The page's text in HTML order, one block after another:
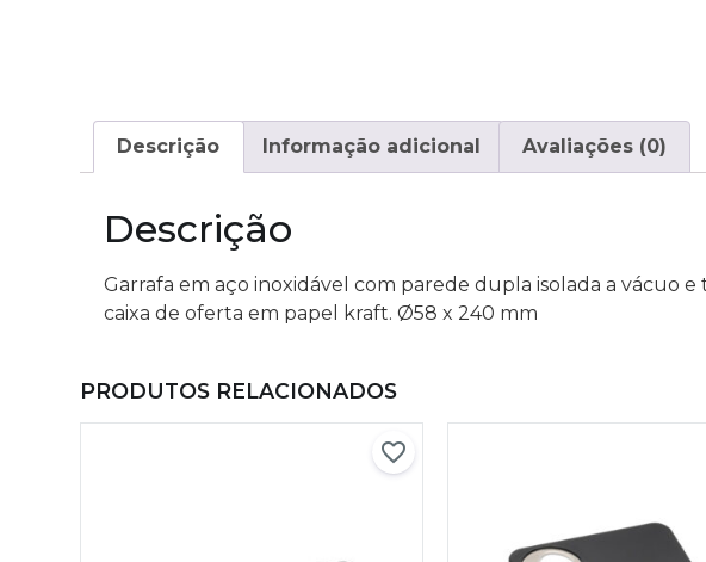
Descrição Informação adicional Avaliações (0)
Descrição
Garrafa em aço inoxidável com parede dupla isolada a vácuo
caixa de oferta em papel kraft. Ø58 x 240 mm
PRODUTOS RELACIONADOS